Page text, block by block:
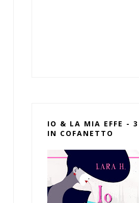
IO & LA MIA EFFE -
IN COFANETTO